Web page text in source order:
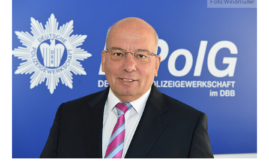
Foto:Windmüller